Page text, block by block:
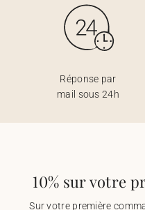
Réponse par
mail sous 24h
10% sur votre
Sur votre première